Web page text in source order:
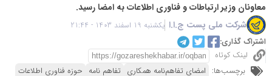
معاونان وزیر ارتباطات و فناوری اطلاعات به امضا رسید.
شرکت ملی پست ج.ا.ا یکشنبه 19 اسفند 1403 - 21:44
اشتراک گذاری:
لینک کوتاه
برچسب‌ها: امضای تفاهم‌نامه همکاری تفاهم نامه حوزه فناوری اطلاعات